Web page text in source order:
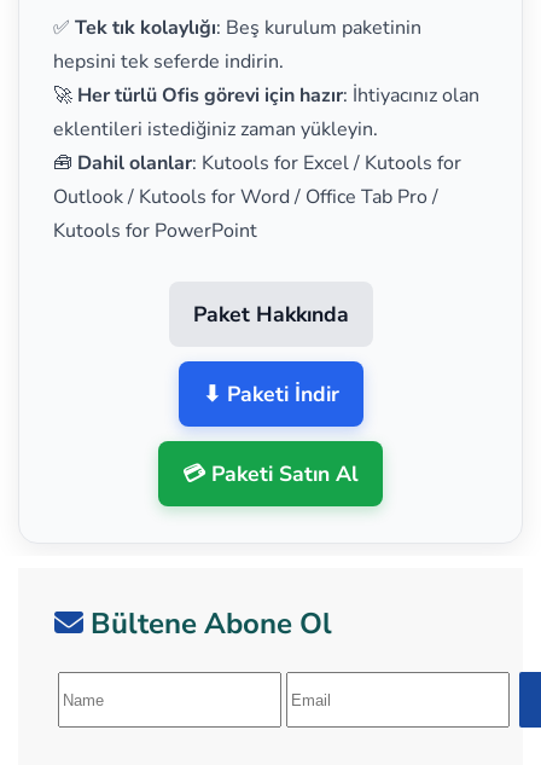
✅ Tek tık kolaylığı: Beş kurulum paketinin
hepsini tek seferde indirin.
🚀 Her türlü Ofis görevi için hazır: İhtiyacınız olan
eklentileri istediğiniz zaman yükleyin.
🧰 Dahil olanlar: Kutools for Excel / Kutools for
Outlook / Kutools for Word / Office Tab Pro /
Kutools for PowerPoint
Paket Hakkında
⬇ Paketi İndir
💳 Paketi Satın Al
Bültene Abone Ol